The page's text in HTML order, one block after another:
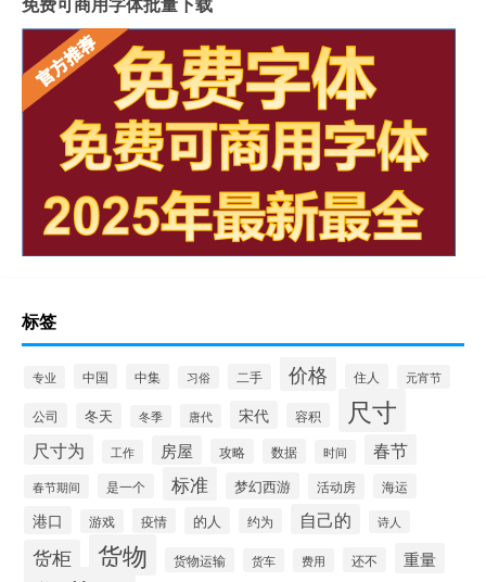
标签
专业 中国 中集 习俗 二手 价格 住人 元宵节
公司 冬天 冬季 唐代 宋代 容积 尺寸
尺寸为 工作 房屋 攻略 数据 时间 春节
春节期间 是一个 标准 梦幻西游 活动房 海运
港口 游戏 疫情 的人 约为 自己的 诗人
货柜 货物 货物运输 货车 费用 还不 重量